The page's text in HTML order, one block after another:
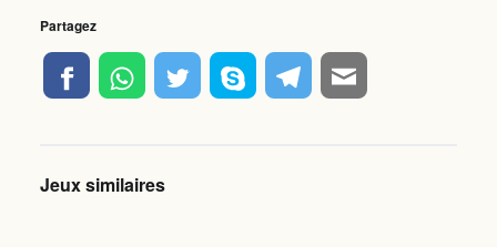
Partagez
Jeux similaires